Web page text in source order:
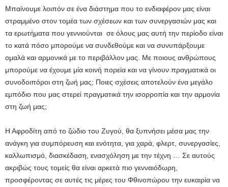
Μπαίνουμε λοιπόν σε ένα διάστημα που το ενδιαφέρον μας είναι
στραμμένο στον τομέα των σχέσεων και των συνεργασιών μας και
τα ερωτήματα που γεννιούνται σε όλους μας αυτή την περίοδο είναι
το κατά πόσο μπορούμε να συνδεθούμε και να συνυπάρξουμε
ομαλά και αρμονικά με το περιβάλλον μας. Με ποιους ανθρώπους
μπορούμε να έχουμε μία κοινή πορεία και να γίνουν πραγματικά οι
συνοδοιπόροι στη ζωή μας; Ποιες σχέσεις αποτελούν ένα μεγάλο
εμπόδιο που μας στερεί πραγματικά την ισορροπία και την αρμονία
στη ζωή μας;
Η Αφροδίτη από το ζώδιο του Ζυγού, θα ξυπνήσει μέσα μας την
ανάγκη για συμπόρευση και ενότητα, για χαρά, φλερτ, συνεργασίες,
καλλωπισμό, διασκέδαση, ενασχόληση με την τέχνη … Σε αυτούς
ακριβώς τους τομείς θα είναι αρκετά πιο γενναιόδωρη,
προσφέροντας σε αυτές τις μέρες του Φθινοπώρου την ευκαιρία να